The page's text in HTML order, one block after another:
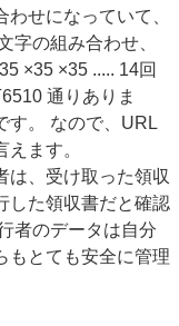
せになっていて、
字の組み合わせ、
×35 ×35 ..... 14回
通りありま
す。 なので、URL
ます。
は、受け取った領収
した領収書だと確認
者のデータは自分
もとても安全に管理